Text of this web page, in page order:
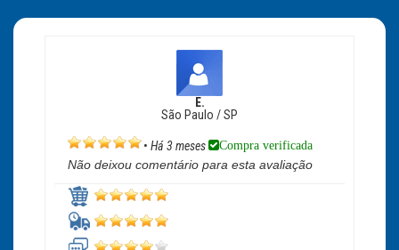
E.
São Paulo / SP
• Há 3 meses Compra verificada
Não deixou comentário para esta avaliação